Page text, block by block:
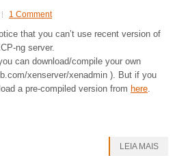
1 Comment
that you can’t use recent version of
ng server.
can download/compile your own
xenserver/xenadmin ). But if you
a pre-compiled version from here.
LEIA MAIS